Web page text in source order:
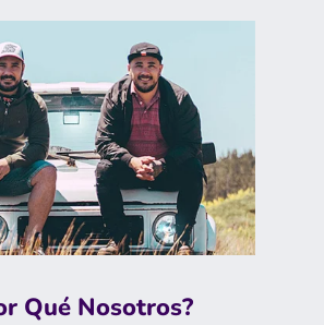
Qué Nosotros?